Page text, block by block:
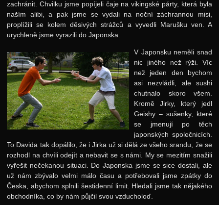
zachránit. Chvilku jsme popíjeli čaje na vikingské párty, která byla
naším alibi, a pak jsme se vydali na noční záchrannou misi,
proplížili se kolem děsivých strážců a vyvedli Marušku ven. A
urychleně jsme vyrazili do Japonska.
V Japonsku neměli snad
nic jiného než rýži. Víc
než jeden den bychom
asi nezvládli, ale sushi
chutnalo skoro všem.
Kromě Jirky, který jedl
Geishy – sušenky, které
se jmenují po těch
japonských společnicích.
To Davida tak dopálilo, že i Jirka už si dělá ze všeho srandu, že se
rozhodl na chvíli odejít a nebavit se s námi. My se mezitím snažili
vyřešit nečekanou situaci. Do Japonska jsme se sice dostali, ale
už nám zbývalo velmi málo času a potřebovali jsme zpátky do
Česka, abychom splnili šestidenní limit. Hledali jsme tak nějakého
obchodníka, co by nám půjčil svou vzducholoď.